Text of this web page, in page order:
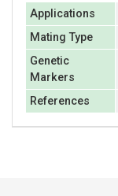
Applications
Mating Type
Genetic
Markers
References